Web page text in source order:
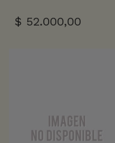
$ 52.000,00